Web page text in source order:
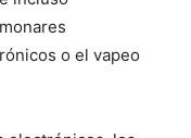
o el vapeo